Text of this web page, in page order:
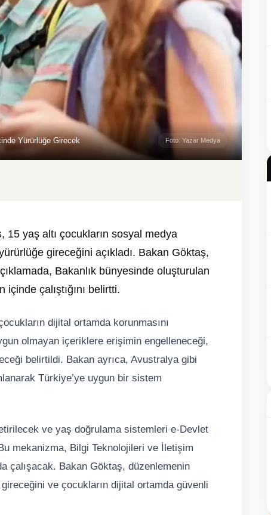
Yürürlüğe Girecek Foto: Yazar Medya
yaş altı çocukların sosyal medya
gireceğini açıkladı. Bakan Göktaş,
Bakanlık bünyesinde oluşturulan
çalıştığını belirtti.
dijital ortamda korunmasını
olmayan içeriklere erişimin engelleneceği,
belirtildi. Bakan ayrıca, Avustralya gibi
Türkiye’ye uygun bir sistem
ve yaş doğrulama sistemleri e-Devlet
mekanizma, Bilgi Teknolojileri ve İletişim
çalışacak. Bakan Göktaş, düzenlemenin
ve çocukların dijital ortamda güvenli